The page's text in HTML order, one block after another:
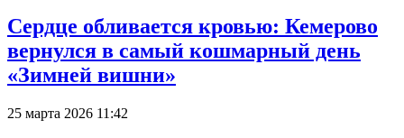
Сердце обливается кровью: Кемерово
вернулся в самый кошмарный день
«Зимней вишни»
25 марта 2026 11:42